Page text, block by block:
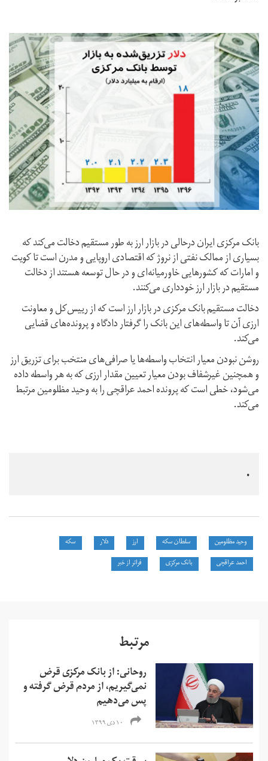
بانک مرکزی ایران درحالی در بازار ارز به طور مستقیم دخالت می‌کند که
بسیاری از ممالک نفتی از نروژ که اقتصادی اروپایی و مدرن است تا کویت
و امارات که کشورهایی خاورمیانه‌ای و در حال توسعه هستند از دخالت
مستقیم در بازار ارز خودداری می‌کنند.
دخالت مستقیم بانک مرکزی در بازار ارز است که از رییس‌کل و معاونت
ارزی آن تا واسطه‌های این بانک را گرفتار دادگاه و پرونده‌های قضایی
می‌کند.
روشن نبودن معیار انتخاب واسطه‌ها یا صرافی‌های منتخب برای تزریق ارز
و همچنین غیرشفاف بودن معیار تعیین مقدار ارزی که به هر واسطه داده
می‌شود، خطی است که پرونده احمد عراقچی را به وحید مظلومین مرتبط
می‌کند.
.
وحید مظلومین سلطان سکه ارز دلار
سکه
احمد عراقچی
بانک مرکزی فراتر از خبر
مرتبط
روحانی: از بانک مرکزی قرض
نمی‌گیریم، از مردم قرض گرفته و
پس می‌دهیم
۱۰ دی ۱۳۹۹